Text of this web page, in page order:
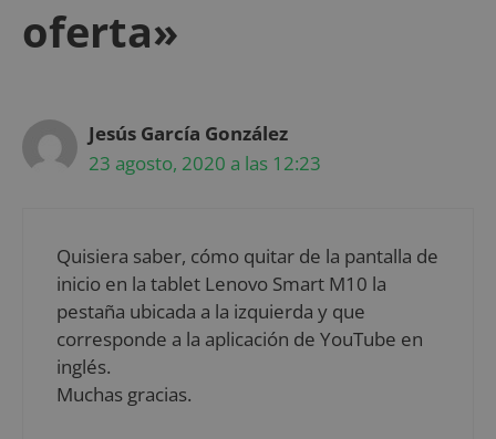
oferta»
Jesús García González
23 agosto, 2020 a las 12:23
Quisiera saber, cómo quitar de la pantalla de
inicio en la tablet Lenovo Smart M10 la
pestaña ubicada a la izquierda y que
corresponde a la aplicación de YouTube en
inglés.
Muchas gracias.